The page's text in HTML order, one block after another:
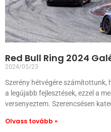
Red Bull Ring 2024
2024/05/23
Szerény hétvégére számítottunk,
a legújabb fejlesztések, ezzel a
versenyeztem. Szerencsésen
Olvass tovább »